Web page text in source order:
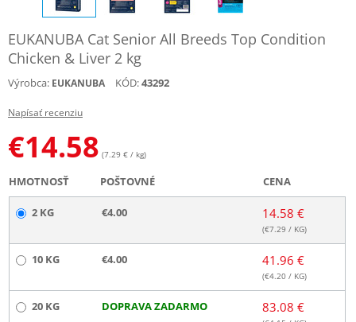
EUKANUBA Cat Senior All Breeds Top Condition
Chicken & Liver 2 kg
Výrobca: EUKANUBA KÓD:43292
Napísať recenziu
€14.58 (7.29 € / kg)
HMOTNOSŤ POŠTOVNÉ CENA
2 KG €4.00 14.58 €
(€7.29 / KG)
10 KG €4.00 41.96 €
(€4.20 / KG)
20 KG DOPRAVA ZADARMO 83.08 €